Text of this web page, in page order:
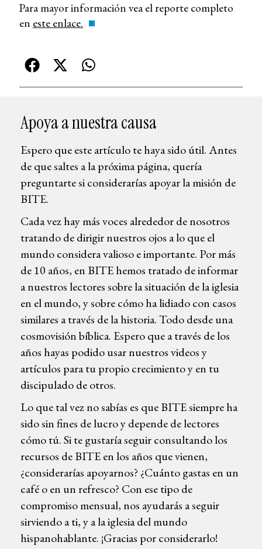
Para mayor información vea el reporte completo
en este enlace.
Apoya a nuestra causa
Espero que este artículo te haya sido útil. Antes
de que saltes a la próxima página, quería
preguntarte si considerarías apoyar la misión de
BITE.
Cada vez hay más voces alrededor de nosotros
tratando de dirigir nuestros ojos a lo que el
mundo considera valioso e importante. Por más
de 10 años, en BITE hemos tratado de informar
a nuestros lectores sobre la situación de la iglesia
en el mundo, y sobre cómo ha lidiado con casos
similares a través de la historia. Todo desde una
cosmovisión bíblica. Espero que a través de los
años hayas podido usar nuestros videos y
artículos para tu propio crecimiento y en tu
discipulado de otros.
Lo que tal vez no sabías es que BITE siempre ha
sido sin fines de lucro y depende de lectores
cómo tú. Si te gustaría seguir consultando los
recursos de BITE en los años que vienen,
¿considerarías apoyarnos? ¿Cuánto gastas en un
café o en un refresco? Con ese tipo de
compromiso mensual, nos ayudarás a seguir
sirviendo a ti, y a la iglesia del mundo
hispanohablante. ¡Gracias por considerarlo!